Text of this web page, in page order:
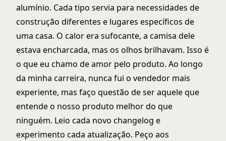
alumínio. Cada tipo servia para necessidades de
construção diferentes e lugares específicos de
uma casa. O calor era sufocante, a camisa dele
estava encharcada, mas os olhos brilhavam. Isso é
o que eu chamo de amor pelo produto. Ao longo
da minha carreira, nunca fui o vendedor mais
experiente, mas faço questão de ser aquele que
entende o nosso produto melhor do que
ninguém. Leio cada novo changelog e
experimento cada atualização. Peço aos